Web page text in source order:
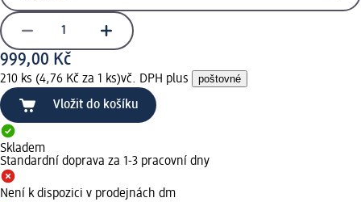
999,00 Kč
210 ks (4,76 Kč za 1 ks)vč. DPH plus poštovné
Vložit do košíku
Skladem
Standardní doprava za 1-3 pracovní dny
Není k dispozici v prodejnách dm